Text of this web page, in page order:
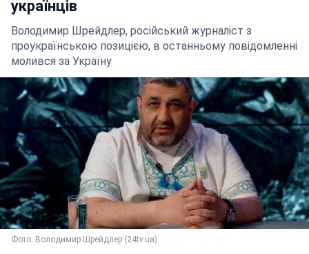
українців
Володимир Шрейдлер, російський журналіст з
проукраїнською позицією, в останньому повідомленні
молився за Україну
Фото: Володимир Шрейдлер (24tv.ua)